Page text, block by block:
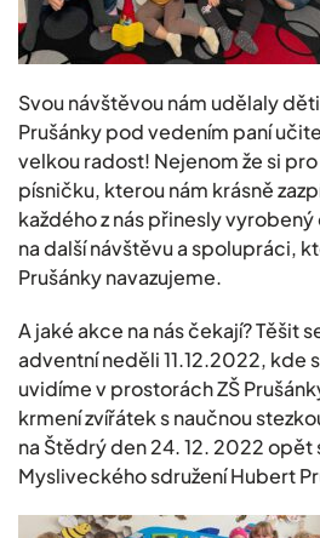
Svou návštěvou nám udělaly
Prušánky pod vedením paní
velkou radost! Nejenom že si
písničku, kterou nám krásně
každého z nás přinesly
na další návštěvu a spolupráci,
Prušánky navazujeme.
A jaké akce na nás čekají? Těšit
adventní neděli 11.12.2022, kde
uvidíme v prostorách ZŠ
krmení zvířátek s naučnou
na Štědrý den 24. 12. 2022
Mysliveckého sdružení Hubert